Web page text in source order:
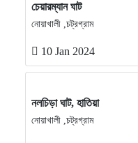
চেয়ারম্যান ঘাট
নোয়াখালী ,চট্রগ্রাম
10 Jan 2024
নলচিড়া ঘাট, হাতিয়া
নোয়াখালী ,চট্রগ্রাম